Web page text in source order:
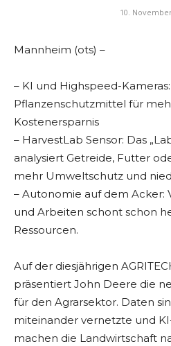
10.
Mannheim (ots) –
– KI und Highspeed-
Pflanzenschutzmittel für
Kostenersparnis
– HarvestLab Sensor: Das
analysiert Getreide, Futter
mehr Umweltschutz und
– Autonomie auf dem Acker:
und Arbeiten schont schon
Ressourcen.
Auf der diesjährigen
präsentiert John Deere die
für den Agrarsektor. Daten
miteinander vernetzte und
machen die Landwirtschaft